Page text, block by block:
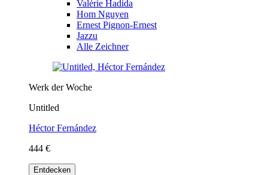
Valérie Hadida
Hom Nguyen
Ernest Pignon-Ernest
Jazzu
Alle Zeichner
Werk der Woche
Untitled
Héctor Fernández
444 €
Entdecken